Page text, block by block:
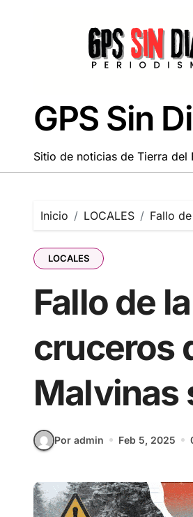
GPS Sin
Sitio de noticias de Tierra del
Inicio LOCALES Fallo
LOCALES
Fallo de
cruceros
Malvinas
Por admin Feb 5, 2025